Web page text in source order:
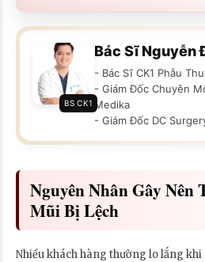
BS CK1
Bác Sĩ Nguyễn
- Bác Sĩ CK1 Phẫu
- Giám Đốc Chuyên
Medika
- Giám Đốc DC
Nguyên Nhân Gây Nên
Mũi Bị Lệch
Nhiều khách hàng thường lo lắng